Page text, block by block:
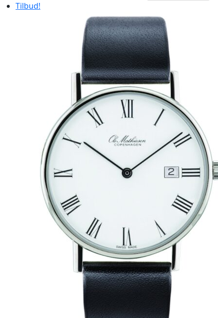
9.685,00 kr..
pris
er:
8.136,00 kr..
Tilbud!